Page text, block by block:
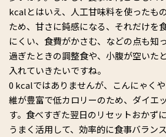
kcalとはいえ、人工甘味料を使ったも
ため、甘さに鈍感になる、それだけを
にくい、食費がかさむ、などの点も知
過ぎたときの調整食や、小腹が空いた
入れていきたいですね。
0 kcalではありませんが、こんにゃく
維が豊富で低カロリーのため、ダイエ
す。食べすぎた翌日のリセットおかず
うまく活用して、効率的に食事バラン